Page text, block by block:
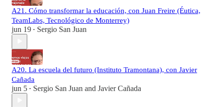
A21. Cómo transformar la educación, con Juan Freire (Éutica,
TeamLabs, Tecnológico de Monterrey)
jun 19 • Sergio San Juan
A20. La escuela del futuro (Instituto Tramontana), con Javier
Cañada
jun 5 • Sergio San Juan and Javier Cañada